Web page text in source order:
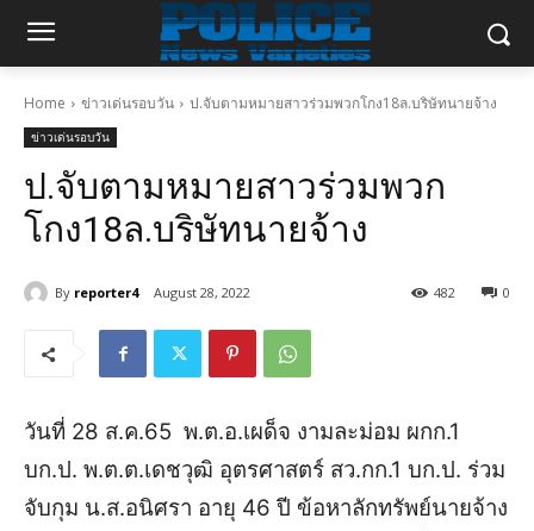
Home ข่าวเด่นรอบวัน ป.จับตามหมายสาวร่วมพวกโกง18ล.บริษัทนายจ้าง
ข่าวเด่นรอบวัน
ป.จับตามหมายสาวร่วมพวก
โกง18ล.บริษัทนายจ้าง
By reporter4 August 28, 2022 0
482
วันที่ 28 ส.ค.65 พ.ต.อ.เผด็จ งามละม่อม ผกก.1
บก.ป. พ.ต.ต.เดชวุฒิ อุตรศาสตร์ สว.กก.1 บก.ป. ร่วม
จับกุม น.ส.อนิศรา อายุ 46 ปี ข้อหาลักทรัพย์นายจ้าง